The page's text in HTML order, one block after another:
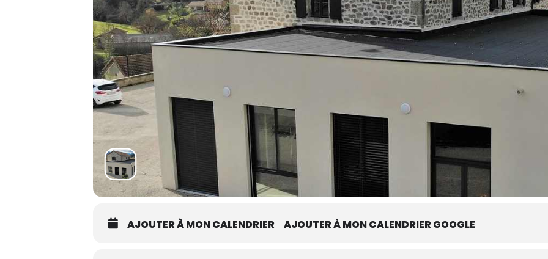
AJOUTER À MON CALENDRIER AJOUTER À MON CALENDRIER GOOGLE